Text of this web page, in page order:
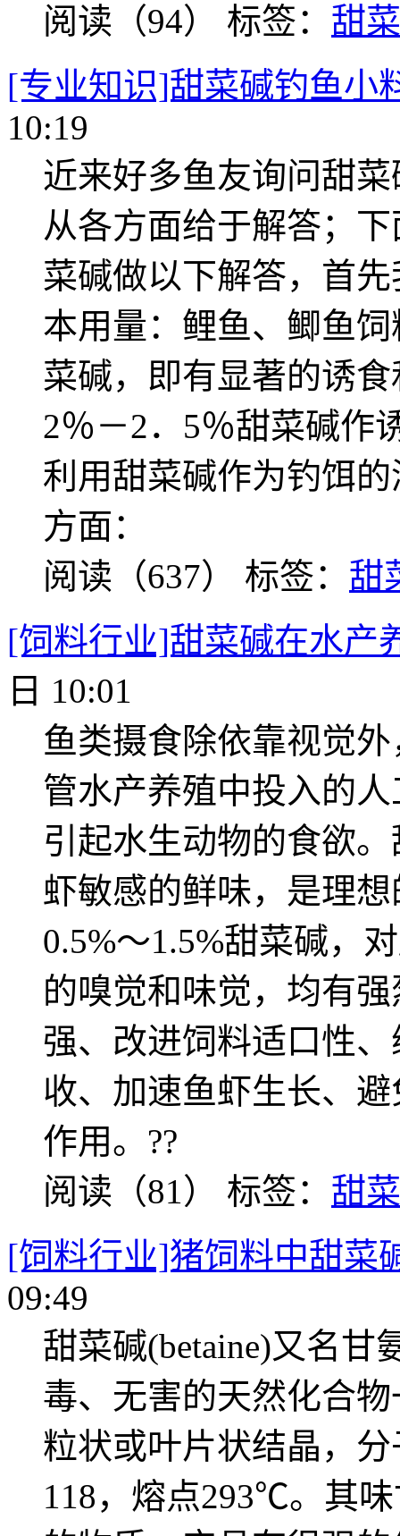
阅读（94） 标签： 甜
[专业知识]甜菜碱钓鱼小
10:19
近来好多鱼友询问甜
从各方面给于解答；
菜碱做以下解答，首
本用量：鲤鱼、鲫鱼
菜碱，即有显著的诱
2％－2．5％甜菜碱作
利用甜菜碱作为钓饵
方面：
阅读（637） 标签： 甜
[饲料行业]甜菜碱在水产
日 10:01
鱼类摄食除依靠视觉
管水产养殖中投入的
引起水生动物的食欲
虾敏感的鲜味，是理
0.5%～1.5%甜菜碱，
的嗅觉和味觉，均有
强、改进饲料适口性
收、加速鱼虾生长、
作用。??
阅读（81） 标签： 甜
[饲料行业]猪饲料中甜菜
09:49
甜菜碱(betaine)又名甘
毒、无害的天然化合
粒状或叶片状结晶，
118，熔点293℃。其